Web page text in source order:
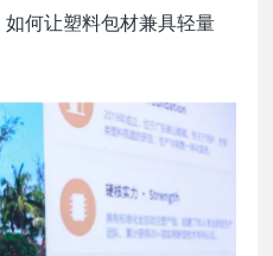
何让塑料包材兼具轻量